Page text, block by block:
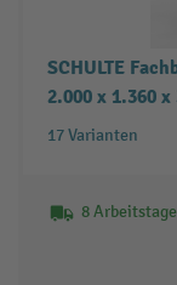
SCHULTE
2.000 x 1.360 x
17 Varianten
8 Arbeitstage